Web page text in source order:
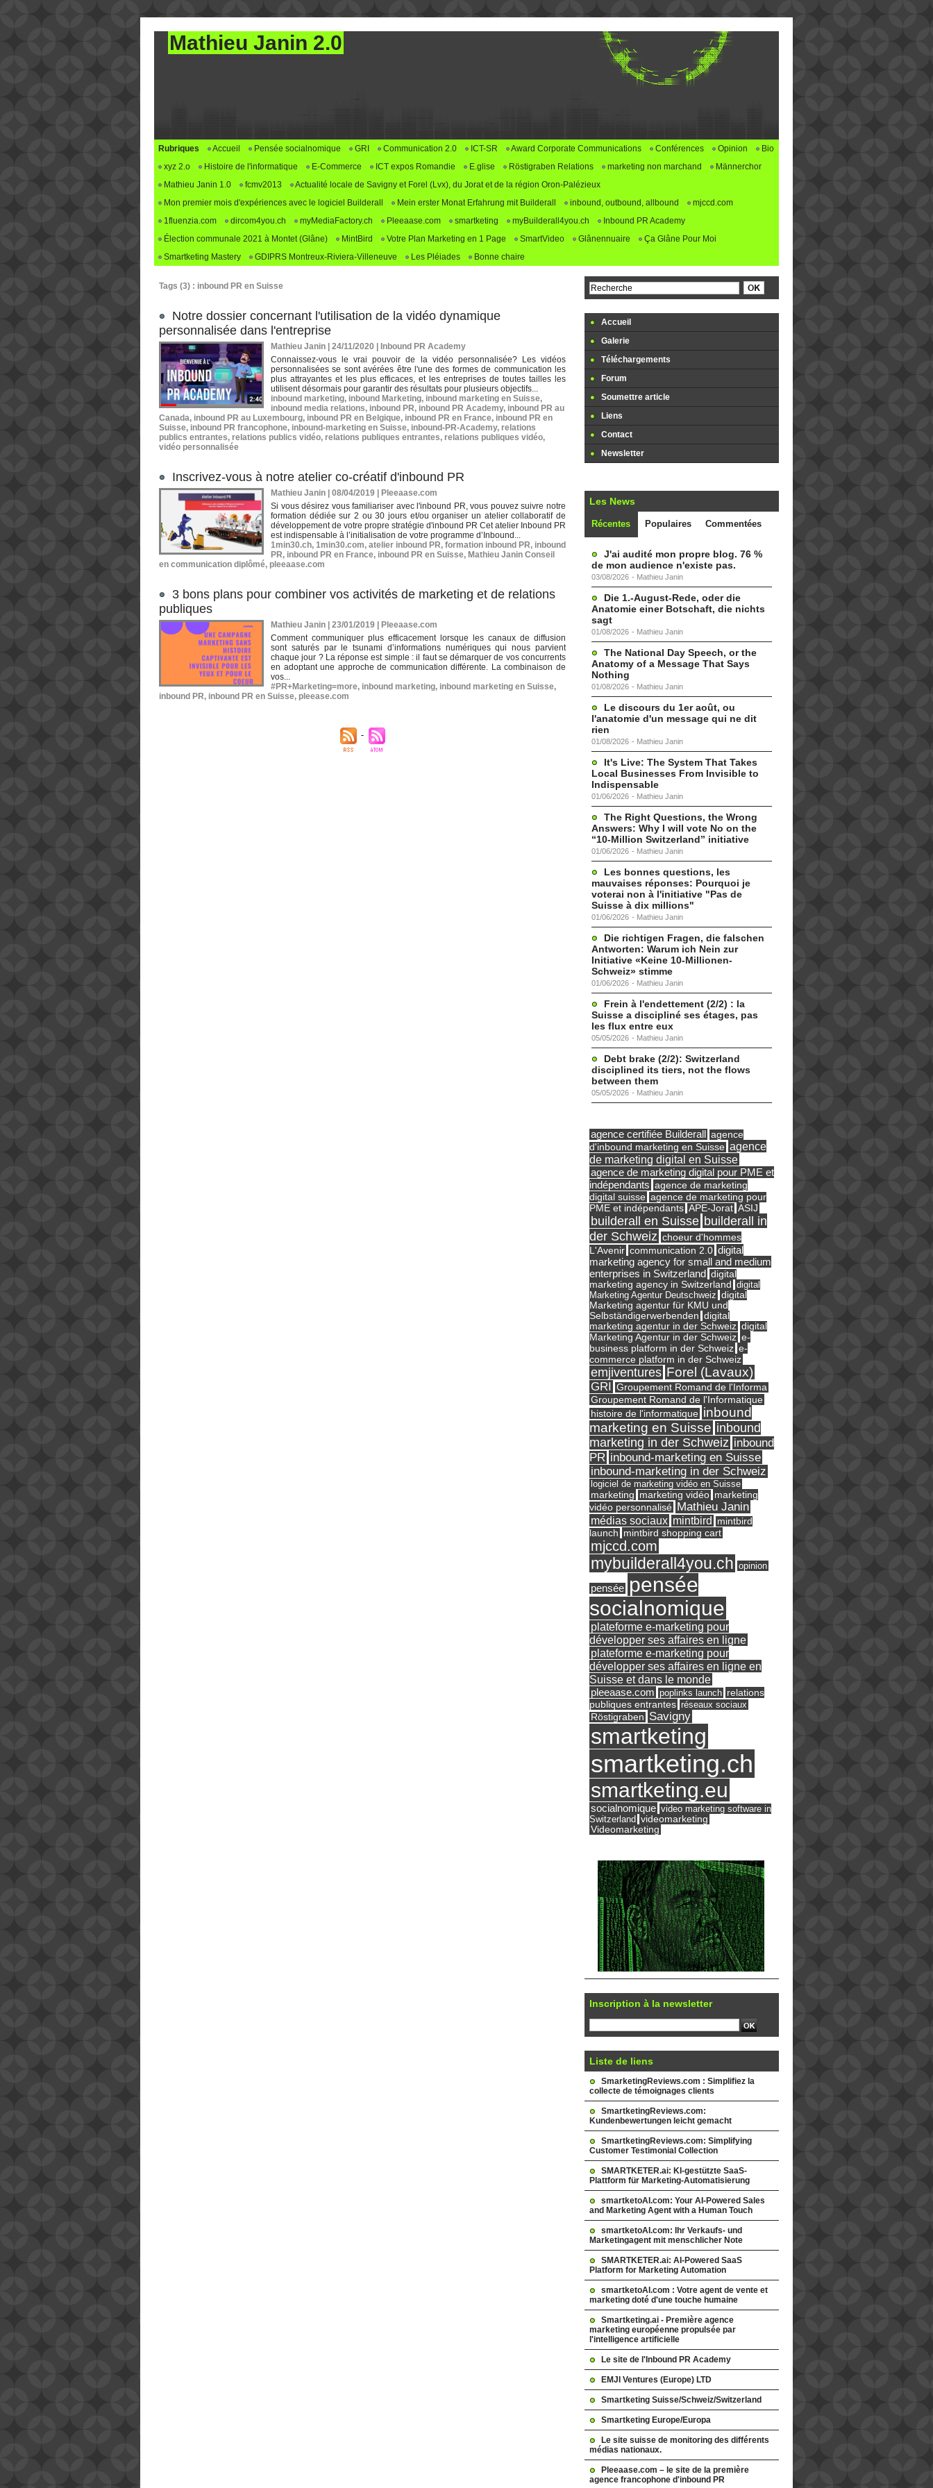
Mathieu Janin 2.0
Rubriques Accueil Pensée socialnomique GRI Communication 2.0 ICT-SR Award Corporate Communications Conférences Opinion
Bio
xyz 2.o
Histoire de l'informatique E-Commerce ICT expos Romandie E.glise Röstigraben Relations marketing non marchand
Männerchor
Mathieu Janin 1.0
fcmv2013
Actualité locale de Savigny et Forel (Lvx), du Jorat et de la région Oron-Palézieux
Mon premier mois d'expériences avec le logiciel Builderall
Mein erster Monat Erfahrung mit Builderall inbound, outbound, allbound
mjccd.com
1fluenzia.com
dircom4you.ch myMediaFactory.ch Pleeaase.com smartketing myBuilderall4you.ch
Inbound PR Academy
Élection communale 2021 à Montet (Glâne)
MintBird Votre Plan Marketing en 1 Page SmartVideo Glânennuaire
Ça Glâne Pour Moi
Smartketing Mastery
GDIPRS Montreux-Riviera-Villeneuve Les Pléiades Bonne chaire
Tags (3) : inbound PR en Suisse
Notre dossier concernant l'utilisation de la vidéo dynamique
personnalisée dans l'entreprise
Mathieu Janin | 24/11/2020
Inbound PR Academy
Connaissez-vous le vrai pouvoir de la vidéo personnalisée? Les vidéos
personnalisées se sont avérées être l'une des formes de communication les
plus attrayantes et les plus efficaces, et les entreprises de toutes tailles les
utilisent désormais pour garantir des résultats pour plusieurs objectifs...
inbound marketing, inbound Marketing, inbound marketing en Suisse,
inbound media relations, inbound PR, inbound PR Academy, inbound PR au
Canada, inbound PR au Luxembourg, inbound PR en Belgique, inbound PR en France, inbound PR en
Suisse, inbound PR francophone, inbound-marketing en Suisse, inbound-PR-Academy, relations
publics entrantes, relations publics vidéo, relations publiques entrantes, relations publiques vidéo,
vidéo personnalisée
Inscrivez-vous à notre atelier co-créatif d'inbound PR
Mathieu Janin | 08/04/2019
Pleeaase.com
Si vous désirez vous familiariser avec l'inbound PR, vous pouvez suivre notre
formation dédiée sur 2 ou 30 jours et/ou organiser un atelier collaboratif de
développement de votre propre stratégie d'inbound PR Cet atelier Inbound PR
est indispensable à l’initialisation de votre programme d’Inbound...
1min30.ch, 1min30.com, atelier inbound PR, formation inbound PR, inbound
PR, inbound PR en France, inbound PR en Suisse, Mathieu Janin Conseil
en communication diplômé, pleeaase.com
3 bons plans pour combiner vos activités de marketing et de relations
publiques
Mathieu Janin | 23/01/2019
Pleeaase.com
Comment communiquer plus efficacement lorsque les canaux de diffusion
sont saturés par le tsunami d’informations numériques qui nous parvient
chaque jour ? La réponse est simple : il faut se démarquer de vos concurrents
en adoptant une approche de communication différente. La combinaison de
vos...
#PR+Marketing=more, inbound marketing, inbound marketing en Suisse,
inbound PR, inbound PR en Suisse, pleease.com
Accueil
Galerie
Téléchargements
Forum
Soumettre article
Liens
Contact
Newsletter
Les News
Récentes Populaires Commentées
J'ai audité mon propre blog. 76 %
de mon audience n'existe pas.
03/08/2026 - Mathieu Janin
Die 1.-August-Rede, oder die
Anatomie einer Botschaft, die nichts
sagt
01/08/2026 - Mathieu Janin
The National Day Speech, or the
Anatomy of a Message That Says
Nothing
01/08/2026 - Mathieu Janin
Le discours du 1er août, ou
l'anatomie d'un message qui ne dit
rien
01/08/2026 - Mathieu Janin
It's Live: The System That Takes
Local Businesses From Invisible to
Indispensable
01/06/2026 - Mathieu Janin
The Right Questions, the Wrong
Answers: Why I will vote No on the
“10-Million Switzerland” initiative
01/06/2026 - Mathieu Janin
Les bonnes questions, les
mauvaises réponses: Pourquoi je
voterai non à l'initiative "Pas de
Suisse à dix millions"
01/06/2026 - Mathieu Janin
Die richtigen Fragen, die falschen
Antworten: Warum ich Nein zur
Initiative «Keine 10-Millionen-
Schweiz» stimme
01/06/2026 - Mathieu Janin
Frein à l'endettement (2/2) : la
Suisse a discipliné ses étages, pas
les flux entre eux
05/05/2026 - Mathieu Janin
Debt brake (2/2): Switzerland
disciplined its tiers, not the flows
between them
05/05/2026 - Mathieu Janin
agence certifiée Builderall
agence
d'inbound marketing en Suisse agence
de marketing digital en Suisse
agence de marketing digital pour PME et
indépendants agence de marketing
digital suisse agence de marketing pour
PME et indépendants APE-Jorat ASIJ
builderall en Suisse builderall in
der Schweiz choeur d'hommes
L'Avenir communication 2.0 digital
marketing agency for small and medium
enterprises in Switzerland digital
marketing agency in Switzerland digital
Marketing Agentur Deutschweiz digital
Marketing agentur für KMU und
Selbständigerwerbenden digital
marketing agentur in der Schweiz digital
Marketing Agentur in der Schweiz e-
business platform in der Schweiz e-
commerce platform in der Schweiz
emjiventures Forel (Lavaux)
GRI Groupement Romand de l'Informa
Groupement Romand de l'Informatique
histoire de l'informatique inbound
marketing en Suisse inbound
marketing in der Schweiz inbound
PR inbound-marketing en Suisse
inbound-marketing in der Schweiz
logiciel de marketing vidéo en Suisse
marketing marketing vidéo marketing
vidéo personnalisé Mathieu Janin
médias sociaux mintbird
mintbird
launch mintbird shopping cart
mjccd.com
mybuilderall4you.ch opinion
pensée pensée
socialnomique
plateforme e-marketing pour
développer ses affaires en ligne
plateforme e-marketing pour
développer ses affaires en ligne en
Suisse et dans le monde
pleeaase.com poplinks launch relations
publiques entrantes réseaux sociaux
Röstigraben Savigny
smartketing
smartketing.ch
smartketing.eu
socialnomique video marketing software in
Switzerland videomarketing
Videomarketing
Inscription à la newsletter
Liste de liens
SmarketingReviews.com : Simplifiez la
collecte de témoignages clients
SmartketingReviews.com:
Kundenbewertungen leicht gemacht
SmartketingReviews.com: Simplifying
Customer Testimonial Collection
SMARTKETER.ai: KI-gestützte SaaS-
Plattform für Marketing-Automatisierung
smartketoAI.com: Your AI-Powered Sales
and Marketing Agent with a Human Touch
smartketoAI.com: Ihr Verkaufs- und
Marketingagent mit menschlicher Note
SMARTKETER.ai: AI-Powered SaaS
Platform for Marketing Automation
smartketoAI.com : Votre agent de vente et
marketing doté d'une touche humaine
Smartketing.ai - Première agence
marketing européenne propulsée par
l'intelligence artificielle
Le site de l'Inbound PR Academy
EMJI Ventures (Europe) LTD
Smartketing Suisse/Schweiz/Switzerland
Smartketing Europe/Europa
Le site suisse de monitoring des différents
médias nationaux.
Pleeaase.com – le site de la première
agence francophone d'inbound PR